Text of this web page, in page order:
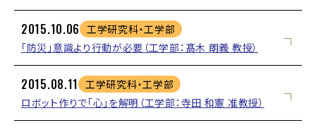
2015.10.06 工学研究科・工学部
「防災」意識より行動が必要（工学部：髙木 朗義 教授）
2015.08.11 工学研究科・工学部
ロボット作りで「心」を解明（工学部：寺田 和憲 准教授）